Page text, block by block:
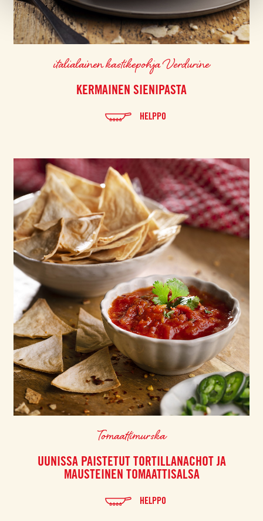
italialainen kastikepohja Verdurine
KERMAINEN SIENIPASTA
HELPPO
Tomaattimurska
UUNISSA PAISTETUT TORTILLANACHOT JA
MAUSTEINEN TOMAATTISALSA
HELPPO